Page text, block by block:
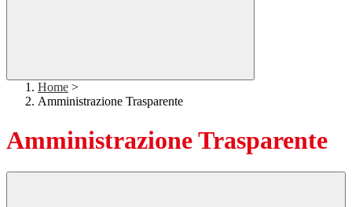
Home >
Amministrazione Trasparente
Amministrazione Trasparente